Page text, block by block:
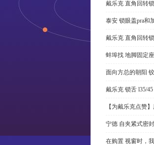
戴乐克 直角回转
泰安 锁眼盖pra和
戴乐克 直角回转
蚌埠找 地脚固定
面向方总的朝阳
戴乐克 锁舌 l35/
【为戴乐克点赞
宁德 自夹紧式密
在购置 视窗时，